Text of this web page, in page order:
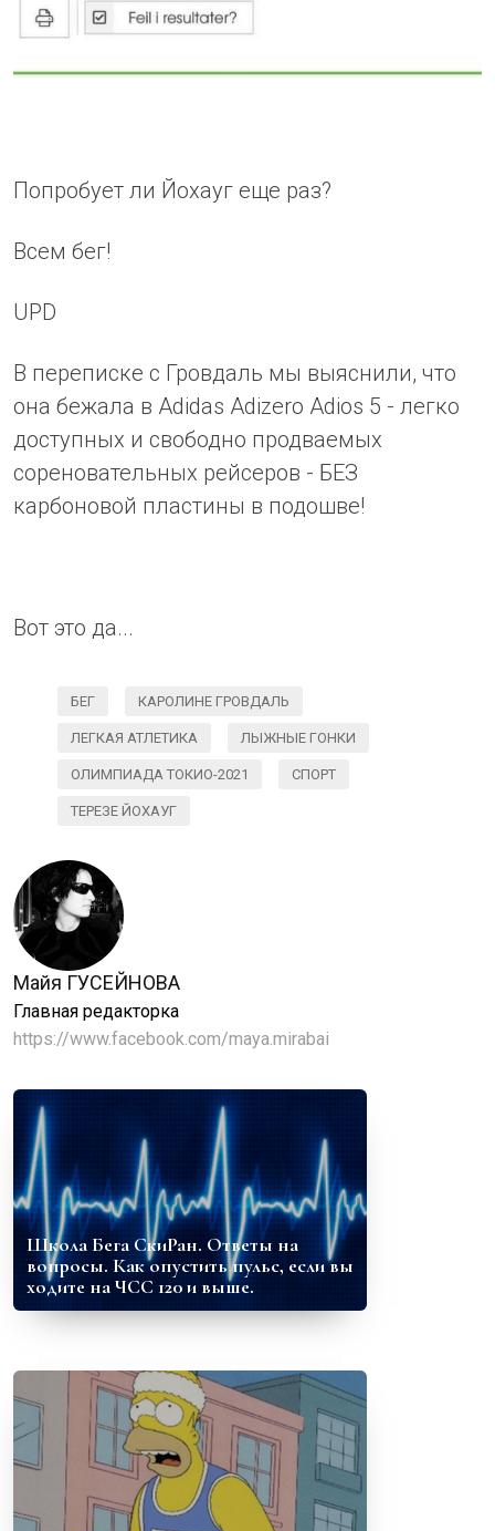
Попробует ли Йохауг еще раз?
Всем бег!
UPD
В переписке с Гровдаль мы выяснили, что
она бежала в Adidas Adizero Adios 5 - легко
доступных и свободно продваемых
сореновательных рейсеров - БЕЗ
карбоновой пластины в подошве!
Вот это да...
БЕГ КАРОЛИНЕ ГРОВДАЛЬ
ЛЕГКАЯ АТЛЕТИКА ЛЫЖНЫЕ ГОНКИ
ОЛИМПИАДА ТОКИО-2021 СПОРТ
ТЕРЕЗЕ ЙОХАУГ
Майя ГУСЕЙНОВА
Главная редакторка
https://www.facebook.com/maya.mirabai
Школа Бега СкиРан. Ответы на
вопросы. Как опустить пульс, если вы
ходите на ЧСС 120 и выше.